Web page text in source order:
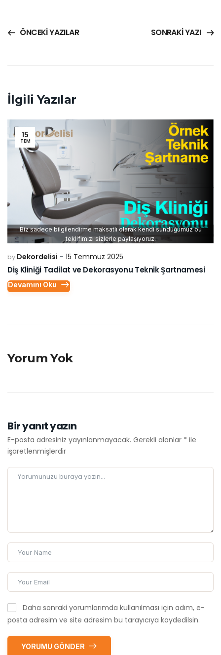
ÖNCEKI YAZILAR SONRAKI YAZI
İlgili Yazılar
15
TEM
Biz sadece bilgilendirme maksatlı olarak kendi sunduğumuz bu
teklifimizi sizlerle paylaşıyoruz.
by Dekordelisi 15 Temmuz 2025
Diş Kliniği Tadilat ve Dekorasyonu Teknik Şartnamesi
Devamını Oku
Yorum Yok
Bir yanıt yazın
E-posta adresiniz yayınlanmayacak. Gerekli alanlar * ile
işaretlenmişlerdir
Daha sonraki yorumlarımda kullanılması için adım, e-
posta adresim ve site adresim bu tarayıcıya kaydedilsin.
YORUMU GÖNDER